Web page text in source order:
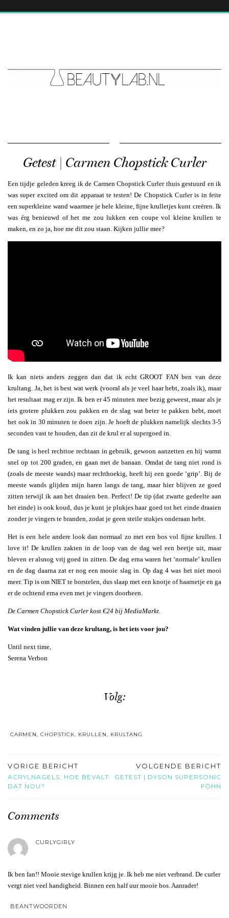
Getest | Carmen Chopstick Curler
Een tijdje geleden kreeg ik de Carmen Chopstick Curler thuis gestuurd en ik
was super excited om dit apparaat te testen! De Chopstick Curler is in feite
een superkleine wand waarmee je hele kleine, fijne krulletjes kunt creëren. Ik
was érg benieuwd of het me zou lukken een coupe vol kleine krullen te
maken, en zo ja, hoe me dit zou staan. Kijken jullie mee?
Ik kan niets anders zeggen dan dat ik echt GROOT FAN ben van deze
krultang. Ja, het is best wat werk (vooral als je veel haar hebt, zoals ik), maar
het resultaat mag er zijn. Ik ben er 45 minuten mee bezig geweest, maar als je
iets grotere plukken zou pakken en de slag wat beter te pakken hebt, moet
het ook in 30 minuten te doen zijn. Je hoeft de plukken namelijk slechts 3-5
seconden vast te houden, dan zit de krul er al supergoed in.
De tang is heel rechttoe rechtaan in gebruik, gewoon aanzetten en hij warmt
snel op tot 200 graden, en gaan met de banaan. Omdat de tang niet rond is
(zoals de meeste wands) maar rechthoekig, heeft hij een goede ‘grip’. Bij de
meeste wands glijden mijn haren langs de tang, maar hier blijven ze goed
zitten terwijl ik aan het draaien ben. Perfect! De tip (dat zwarte gedeelte aan
het einde) is ook koud, dus je kunt je plukjes haar goed tot het einde draaien
zonder je vingers te branden, zodat je geen steile stukjes onderaan hebt.
Het is een hele andere look dan normaal zo met een bos vol fijne krullen. I
love it! De krullen zakten in de loop van de dag wel een beetje uit, maar
bleven er alsnog vrij goed in zitten. De dag erna waren het ‘normale’ krullen
en de dag daarna zat er nog een mooie slag in. Op dag 4 was het niet mooi
meer. Tip is om NIET te borstelen, dus slaap met een knotje of haarnetje en ga
er de ochtend erna even met je vingers doorheen.
De Carmen Chopstick Curler kost €24 bij MediaMarkt.
Wat vinden jullie van deze krultang, is het iets voor jou?
Until next time,
Serena Verbon
Volg:
CARMEN, CHOPSTICK, KRULLEN, KRULTANG
VORIGE BERICHT
ACRYLNAGELS, HOE BEVALT
DAT NOU?
VOLGENDE BERICHT
GETEST | DYSON SUPERSONIC
FÖHN
Comments
CURLYGIRLY
Ik ben fan!! Mooie stevige krullen krijg je. Ik heb me niet verbrand. De curler
vergt niet veel handigheid. Binnen een half uur mooie bos. Aanrader!
BEANTWOORDEN